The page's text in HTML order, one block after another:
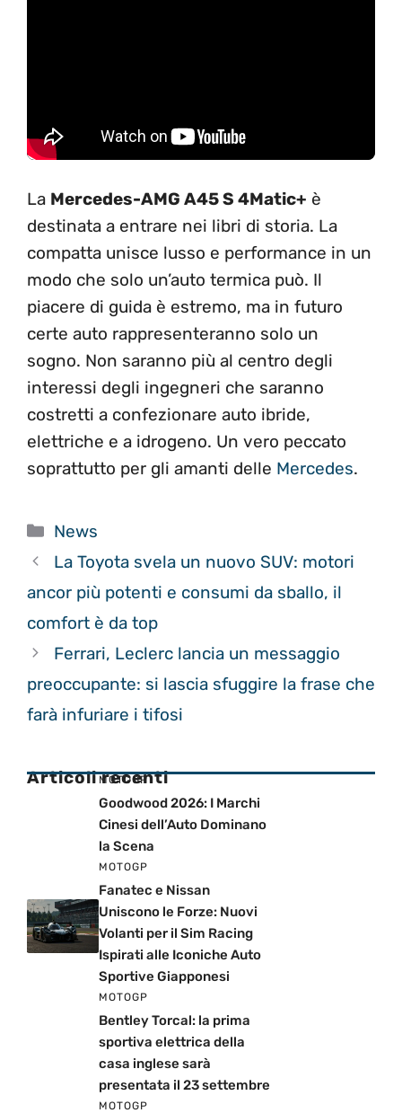
La Mercedes-AMG A45 S 4Matic+ è
destinata a entrare nei libri di storia. La
compatta unisce lusso e performance in un
modo che solo un’auto termica può. Il
piacere di guida è estremo, ma in futuro
certe auto rappresenteranno solo un
sogno. Non saranno più al centro degli
interessi degli ingegneri che saranno
costretti a confezionare auto ibride,
elettriche e a idrogeno. Un vero peccato
soprattutto per gli amanti delle Mercedes.
Categorie
News
La Toyota svela un nuovo SUV: motori
ancor più potenti e consumi da sballo, il
comfort è da top
Ferrari, Leclerc lancia un messaggio
preoccupante: si lascia sfuggire la frase che
farà infuriare i tifosi
Articoli recenti
MOTOGP
Goodwood 2026: I Marchi
Cinesi dell’Auto Dominano
la Scena
MOTOGP
Fanatec e Nissan
Uniscono le Forze: Nuovi
Volanti per il Sim Racing
Ispirati alle Iconiche Auto
Sportive Giapponesi
MOTOGP
Bentley Torcal: la prima
sportiva elettrica della
casa inglese sarà
presentata il 23 settembre
MOTOGP